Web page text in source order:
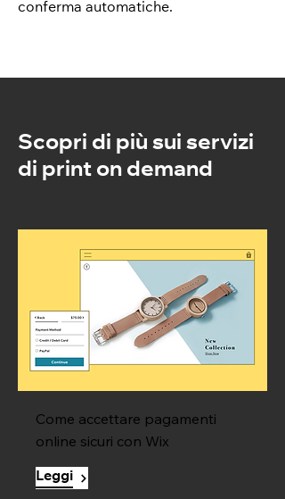
conferma automatiche.
Scopri di più sui servizi
di print on demand
Come accettare pagamenti
online sicuri con Wix
Leggi